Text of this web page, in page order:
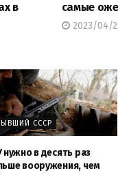
в
самые
2023/04/
СССР
нужно в десять раз
вооружения, чем